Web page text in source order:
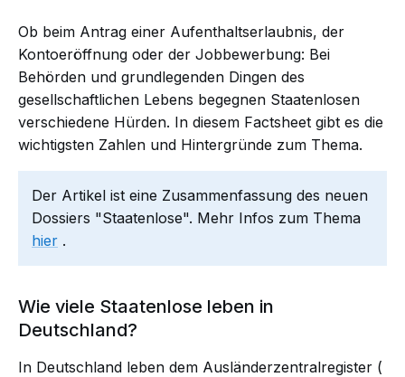
Ob beim Antrag einer Aufenthaltserlaubnis, der
Kontoeröffnung oder der Jobbewerbung: Bei
Behörden und grundlegenden Dingen des
gesellschaftlichen Lebens begegnen Staatenlosen
verschiedene Hürden. In diesem Factsheet gibt es die
wichtigsten Zahlen und Hintergründe zum Thema.
Der Artikel ist eine Zusammenfassung des neuen
Dossiers "Staatenlose". Mehr Infos zum Thema
hier .
Wie viele Staatenlose leben in
Deutschland?
In Deutschland leben dem Ausländerzentralregister (